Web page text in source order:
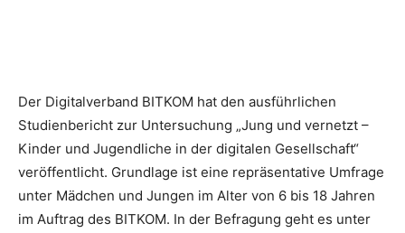
Der Digitalverband BITKOM hat den ausführlichen
Studienbericht zur Untersuchung „Jung und vernetzt –
Kinder und Jugendliche in der digitalen Gesellschaft“
veröffentlicht. Grundlage ist eine repräsentative Umfrage
unter Mädchen und Jungen im Alter von 6 bis 18 Jahren
im Auftrag des BITKOM. In der Befragung geht es unter